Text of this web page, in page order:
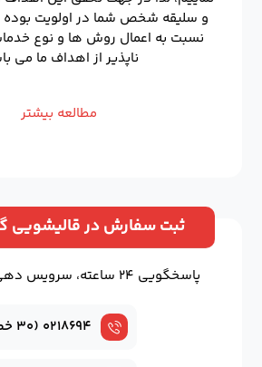
و سلیقه شخص شما در اولویت
نسبت به اعمال روش ها و نوع
ناپذیر از اهداف ما می
مطالعه بیشتر
ثبت سفارش در قالیشویی
پاسخگویی ۲۴ ساعته، سرویس دهی سراسر تهران
۰۲۱۸۶۹۴ (۳۰ خط)